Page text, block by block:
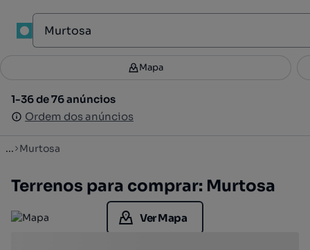
Filtros 2
1-36 de 76 anúncios
Ordem dos anúncios
Mapa
1-36 de 76 anúncios
Ordem dos anúncios
... Murtosa
Terrenos para comprar: Murtosa
Ver Mapa